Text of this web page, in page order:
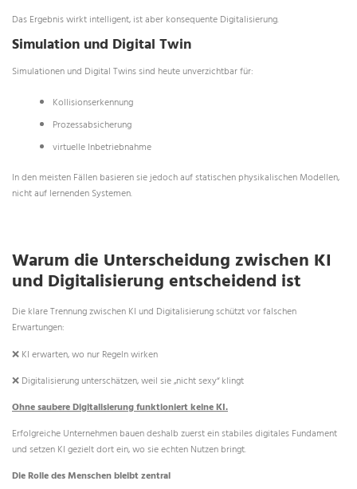
Das Ergebnis wirkt intelligent, ist aber konsequente Digitalisierung.
Simulation und Digital Twin
Simulationen und Digital Twins sind heute unverzichtbar für:
Kollisionserkennung
Prozessabsicherung
virtuelle Inbetriebnahme
In den meisten Fällen basieren sie jedoch auf statischen physikalischen Modellen,
nicht auf lernenden Systemen.
Warum die Unterscheidung zwischen KI
und Digitalisierung entscheidend ist
Die klare Trennung zwischen KI und Digitalisierung schützt vor falschen
Erwartungen:
❌ KI erwarten, wo nur Regeln wirken
❌ Digitalisierung unterschätzen, weil sie „nicht sexy“ klingt
Ohne saubere Digitalisierung funktioniert keine KI.
Erfolgreiche Unternehmen bauen deshalb zuerst ein stabiles digitales Fundament
und setzen KI gezielt dort ein, wo sie echten Nutzen bringt.
Die Rolle des Menschen bleibt zentral